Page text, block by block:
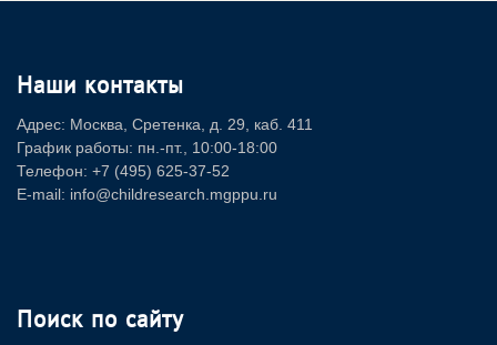
Наши контакты
Адрес: Москва, Сретенка, д. 29, каб. 411
График работы: пн.-пт., 10:00-18:00
Телефон: +7 (495) 625-37-52
E-mail: info@childresearch.mgppu.ru
Поиск по сайту